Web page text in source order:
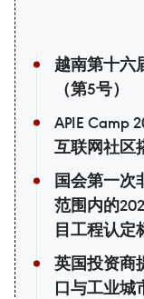
越南第十六
（第5号）
APIE Camp
互联网社区
国会第一次
范围内的
目工程认定
英国投资商
口与工业城